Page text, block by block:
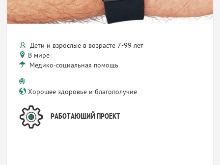
Дети и взрослые в возрасте 7-99 лет
В мире
Медико-социальная помощь
-
Хорошее здоровье и благополучие
РАБОТАЮЩИЙ ПРОЕКТ